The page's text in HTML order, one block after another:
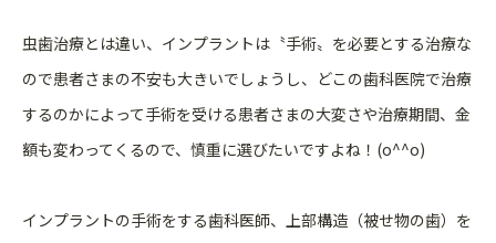
虫歯治療とは違い、インプラントは〝手術〟を必要とする治療な
ので患者さまの不安も大きいでしょうし、どこの歯科医院で治療
するのかによって手術を受ける患者さまの大変さや治療期間、金
額も変わってくるので、慎重に選びたいですよね！(o^^o)
インプラントの手術をする歯科医師、上部構造（被せ物の歯）を